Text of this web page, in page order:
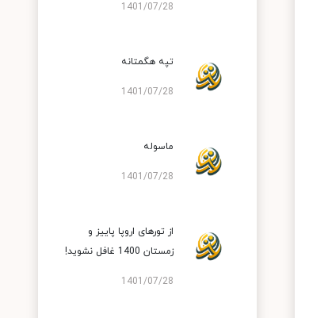
1401/07/28
تپه هگمتانه
1401/07/28
ماسوله
1401/07/28
از تورهای اروپا پاییز و
زمستان 1400 غافل نشوید!
1401/07/28